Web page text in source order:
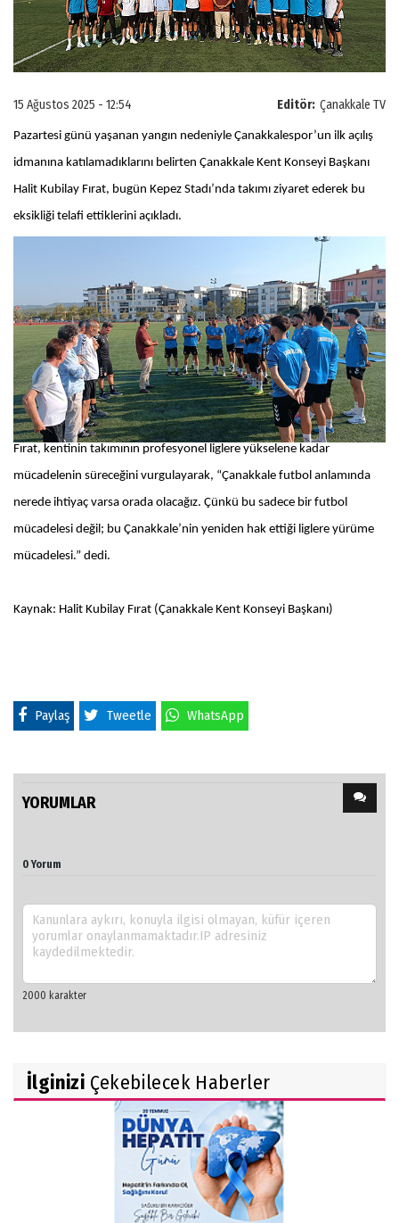
Editör: Çanakkale TV
15 Ağustos 2025 - 12:54
Pazartesi günü yaşanan yangın nedeniyle Çanakkalespor’un ilk açılış
idmanına katılamadıklarını belirten Çanakkale Kent Konseyi Başkanı
Halit Kubilay Fırat, bugün Kepez Stadı’nda takımı ziyaret ederek bu
eksikliği telafi ettiklerini açıkladı.
Fırat, kentinin takımının profesyonel liglere yükselene kadar
mücadelenin süreceğini vurgulayarak, “Çanakkale futbol anlamında
nerede ihtiyaç varsa orada olacağız. Çünkü bu sadece bir futbol
mücadelesi değil; bu Çanakkale’nin yeniden hak ettiği liglere yürüme
mücadelesi.” dedi.
Kaynak: Halit Kubilay Fırat (Çanakkale Kent Konseyi Başkanı)
Paylaş Tweetle WhatsApp
YORUMLAR
0 Yorum
İlginizi Çekebilecek Haberler